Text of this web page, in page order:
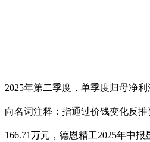
2025年第二季度，单季度归母净
向名词注释：指通过价钱变化反
166.71万元，德恩精工2025年中